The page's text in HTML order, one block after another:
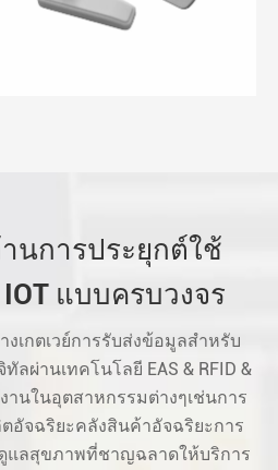
นการประยุกต์ใช้
แบบครบวงจร
เกตเวย์การรับส่งข้อมูลสำหรับ
ลผ่านเทคโนโลยี EAS & RFID &
านในอุตสาหกรรมต่างๆเช่นการ
อัจฉริยะคลังสินค้าอัจฉริยะการ
แลสุขภาพที่ชาญฉลาดให้บริการ